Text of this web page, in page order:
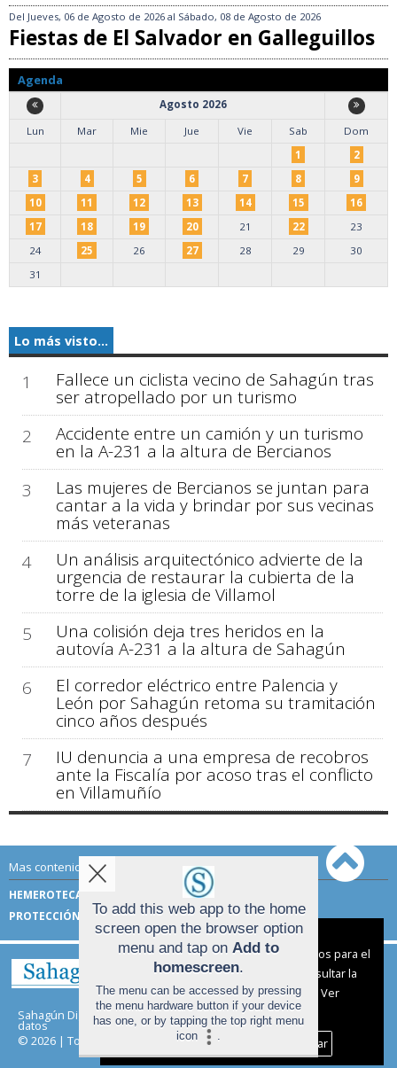
Del Jueves, 06 de Agosto de 2026 al Sábado, 08 de Agosto de 2026
Fiestas de El Salvador en Galleguillos
Agenda
Agosto 2026
Lun
Mar Mie Jue Vie Sab
Dom
1
2
3
4 5 6 7 8
9
10
11 12 13 14 15
16
17
18 19 20 21 22
23
24
25 26 27 28 29
30
31
Lo más visto...
1 Fallece un ciclista vecino de Sahagún tras
ser atropellado por un turismo
2
Accidente entre un camión y un turismo
en la A-231 a la altura de Bercianos
3
Las mujeres de Bercianos se juntan para
cantar a la vida y brindar por sus vecinas
más veteranas
4
Un análisis arquitectónico advierte de la
urgencia de restaurar la cubierta de la
torre de la iglesia de Villamol
5
Una colisión deja tres heridos en la
autovía A-231 a la altura de Sahagún
6
El corredor eléctrico entre Palencia y
León por Sahagún retoma su tramitación
cinco años después
7
IU denuncia a una empresa de recobros
ante la Fiscalía por acoso tras el conflicto
en Villamuñío
Mas contenido de Sahagún Digital:
HEMEROTECA
TÉRMINOS DE USO
PROTECCIÓN DE DATOS
Sahagún Digital | Términos de uso|Protección de
datos
© 2026 | Todos los derechos reservados
To add this web app to the home
screen open the browser option
menu and tap on Add to
homescreen.
The menu can be accessed by pressing
the menu hardware button if your device
has one, or by tapping the top right menu
icon
.
Aviso sobre el Uso de cookies:
Utilizamos cookies nuestras y de terceros para el
funcionamiento del digital. Puedes consultar la
lista de cookies y como desconectarlas.
Ver
nuestra Política de Privacidad y Cookies
Aceptar Cookies
Personalizar